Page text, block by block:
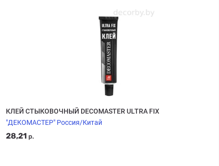
КЛЕЙ СТЫКОВОЧНЫЙ DECOMASTER ULTRA FIX
"ДЕКОМАСТЕР" Россия/Китай
28,21 р.